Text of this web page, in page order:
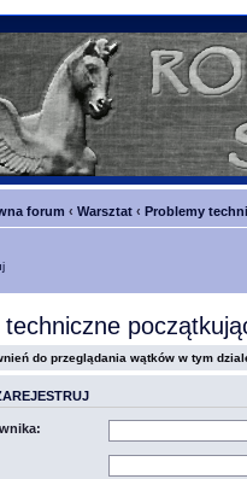
forum ‹ Warsztat ‹ Problemy
do przeglądania wątków w tym